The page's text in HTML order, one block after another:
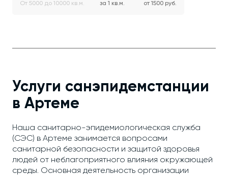
От 5000 до 10000 кв.м. за 1 кв.м. от 1500 руб.
Услуги санэпидемстанции
в Артеме
Наша санитарно-эпидемиологическая служба
(СЭС) в Артеме занимается вопросами
санитарной безопасности и защитой здоровья
людей от неблагоприятного влияния окружающей
среды. Основная деятельность организации